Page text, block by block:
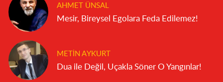
AHMET ÜNSAL
Mesir, Bireysel Egolara Feda Edilemez!
METIN AYKURT
Dua ile Değil, Uçakla Söner O Yangınlar!